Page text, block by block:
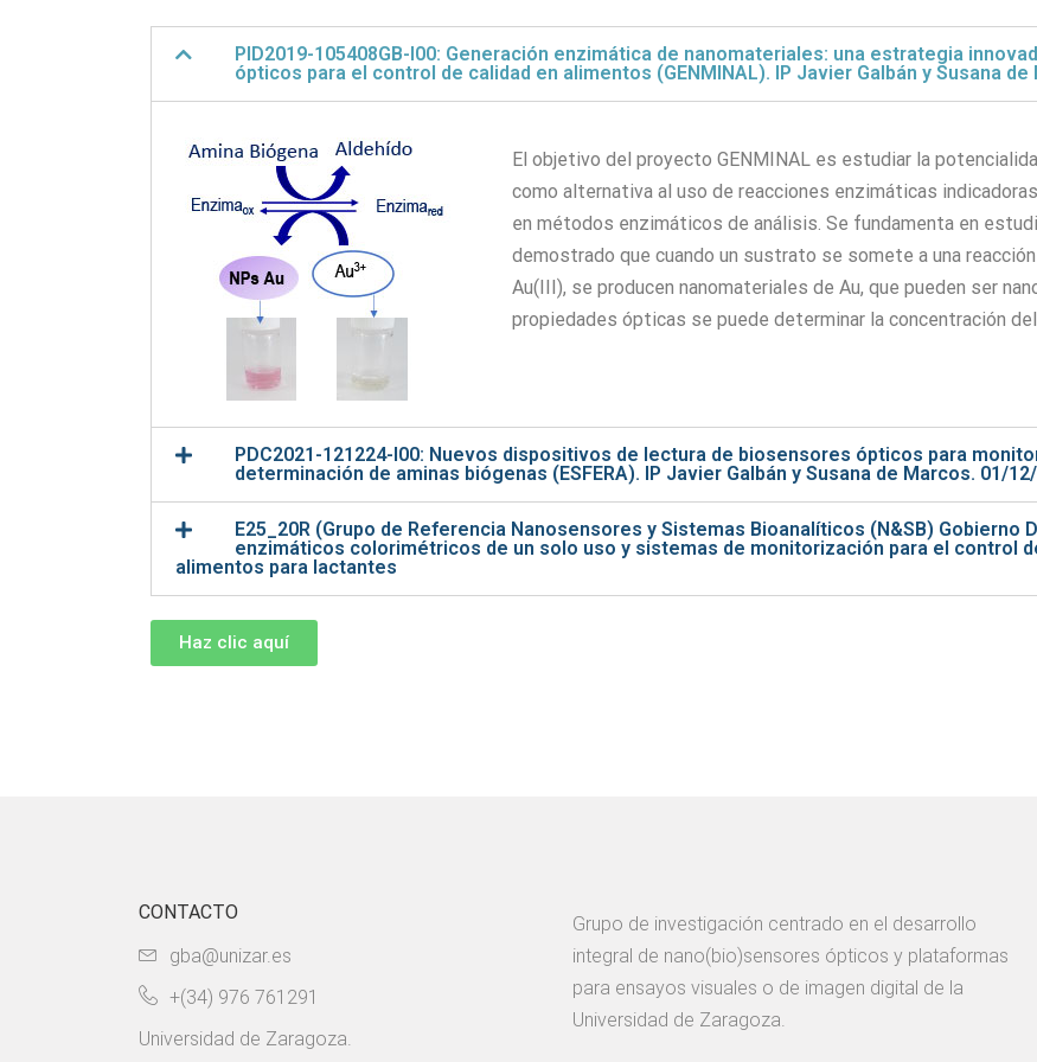
PID2019-105408GB-I00: Generación enzimática de nanomateriales: una estrategia
ópticos para el control de calidad en alimentos (GENMINAL). IP Javier Galbán y Susana
El objetivo del proyecto GENMINAL es estudiar la
como alternativa al uso de reacciones enzimáticas
en métodos enzimáticos de análisis. Se fundamenta en
demostrado que cuando un sustrato se somete a una
Au(III), se producen nanomateriales de Au, que pueden ser
propiedades ópticas se puede determinar la concentración
PDC2021-121224-I00: Nuevos dispositivos de lectura de biosensores ópticos para
determinación de aminas biógenas (ESFERA). IP Javier Galbán y Susana de Marcos. 01/
E25_20R (Grupo de Referencia Nanosensores y Sistemas Bioanalíticos (N&SB) Gobierno
enzimáticos colorimétricos de un solo uso y sistemas de monitorización para el control
alimentos para lactantes
Haz clic aquí
CONTACTO
gba@unizar.es
+(34) 976 761291
Universidad de Zaragoza.
Grupo de investigación centrado en el desarrollo
integral de nano(bio)sensores ópticos y plataformas
para ensayos visuales o de imagen digital de la
Universidad de Zaragoza.